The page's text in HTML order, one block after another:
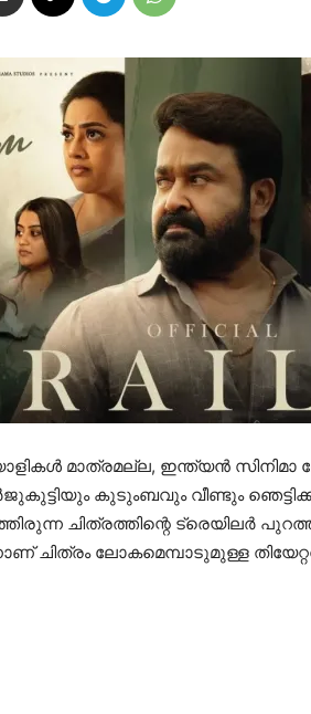
മാത്രമല്ല, ഇന്ത്യന്‍ സിനിമാ
കുടുംബവും വീണ്ടും
ചിത്രത്തിന്റെ ട്രെയിലര്‍
ചിത്രം ലോകമെമ്പാടുമുള്ള